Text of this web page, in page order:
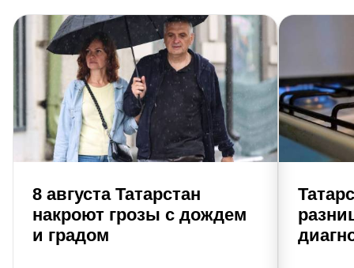
8 августа Татарстан
накроют грозы с дождем
и градом